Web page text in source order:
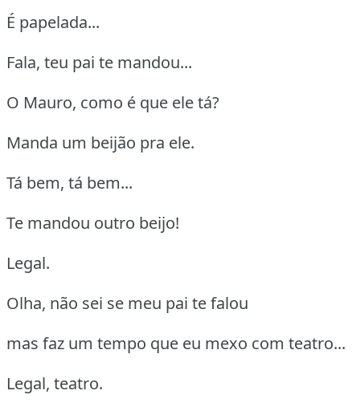
É papelada...
Fala, teu pai te mandou...
O Mauro, como é que ele tá?
Manda um beijão pra ele.
Tá bem, tá bem...
Te mandou outro beijo!
Legal.
Olha, não sei se meu pai te falou
mas faz um tempo que eu mexo com teatro...
Legal, teatro.